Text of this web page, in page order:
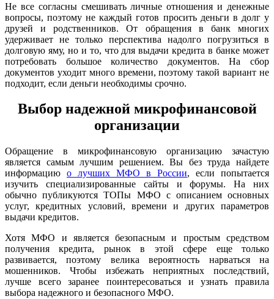
Не все согласны смешивать личные отношения и денежные
вопросы, поэтому не каждый готов просить деньги в долг у
друзей и родственников. От обращения в банк многих
удерживает не только перспектива надолго погрузиться в
долговую яму, но и то, что для выдачи кредита в банке может
потребовать большое количество документов. На сбор
документов уходит много времени, поэтому такой вариант не
подходит, если деньги необходимы срочно.
Выбор надежной микрофинансовой
организации
Обращение в микрофинансовую организацию зачастую
является самым лучшим решением. Вы без труда найдете
информацию о лучших МФО в России, если попытается
изучить специализированные сайты и форумы. На них
обычно публикуются ТОПы МФО с описанием основных
услуг, кредитных условий, времени и других параметров
выдачи кредитов.
Хотя МФО и является безопасным и простым средством
получения кредита, рынок в этой сфере еще только
развивается, поэтому велика вероятность нарваться на
мошенников. Чтобы избежать неприятных последствий,
лучше всего заранее поинтересоваться и узнать правила
выбора надежного и безопасного МФО.